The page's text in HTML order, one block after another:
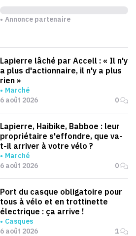
Annonce partenaire
Lapierre lâché par Accell : « Il n'y
a plus d'actionnaire, il n'y a plus
rien »
Marché
6 août 2026
0
Lapierre, Haibike, Babboe : leur
propriétaire s'effondre, que va-
t-il arriver à votre vélo ?
Marché
6 août 2026
0
Port du casque obligatoire pour
tous à vélo et en trottinette
électrique : ça arrive !
Casques
6 août 2026
1